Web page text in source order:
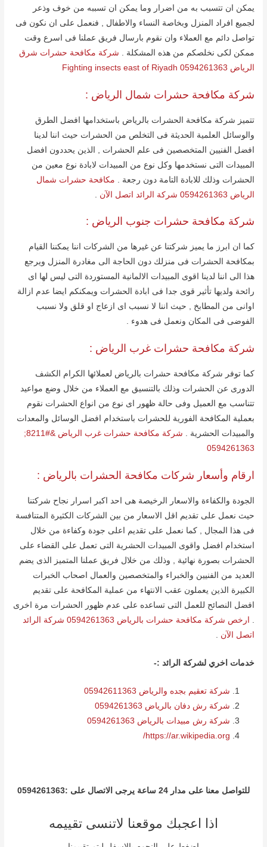
یمكن ان تتسبب به من اضرار وما یمكن ان تسببه من خوف وذعر
لجمیع افراد المنزل وبخاصة النساء والاطفال , فنعمل على ان نكون فى
تواصل دائم مع العملاء وان نقوم بارسال فریق عملنا فى اسرع وقت
ممكن لكى نخلصكم من ھذه المشكلة . شركة مكافحة حشرات شرق
الرياض 0594261363 Fighting insects east of Riyadh
شركة مكافحة حشرات شمال الریاض :
تتمیز شركة مكافحة الحشرات بالریاض باستخدامھا افضل الطرق
والوسائل العلمیة الحدیثة فى التخلص من الحشرات حیث اننا لدینا
افضل الفنیین المتخصصین فى علم الحشرات , الذین یحددون افضل
المبیدات التى نستخدمھا وكل نوع من المبیدات لابادة نوع معین من
الحشرات وذلك للابادة التامة دون رجعة . مكافحة حشرات شمال
الرياض 0594261363 شركة الرائد اتصل الآن
شركة مكافحة حشرات جنوب الریاض :
كما ان ابرز ما یمیز شركتنا عن غیرھا من الشركات اننا یمكننا القیام
بمكافحة الحشرات فى منزلك دون الحاجة الى مغادرة المنزل ویرجع
ھذا الى اننا لدینا اقوى المبیدات الالمانیة المستوردة التى لیس لھا اى
رائحة ولدیھا تأثیر قوى جدا فى ابادة الحشرات ویمكنكم ایضا عدم ازالة
اوانى من المطابخ , حیث اننا لا نسبب اى ازعاج او قلق ولا نسبب
الفوضى فى المكان ونعمل فى ھدوء .
شركة مكافحة حشرات غرب الریاض :
كما توفر شركة مكافحة حشرات بالریاض لعملائھا الكرام الكشف
الدورى عن الحشرات وذلك بالتنسیق مع العملاء من خلال وضع مواعید
تتناسب مع العمیل وفى حالة ظھور اى نوع من انواع الحشرات نقوم
بعملیة المكافحة الفوریة للحشرات باستخدام افضل الوسائل والمعدات
والمبیدات الحشریة .
شركة مكافحة حشرات غرب الرياض &#8211;
0594261363
ارقام وأسعار شركات مكافحة الحشرات بالریاض :
الجودة والكفاءة والاسعار الرخیصة ھى احد اكبر اسرار نجاح شركتنا
حیث نعمل على تقدیم اقل الاسعار من بین الشركات الكثیرة المتنافسة
فى ھذا المجال , كما نعمل على تقدیم اعلى جودة وكفاءة من خلال
استخدام افضل واقوى المبیدات الحشریة التى تعمل على القضاء على
الحشرات بصورة نھائیة , وذلك من خلال فریق عملنا المتمیز الذى یضم
العدید من الفنیین والخبراء والمتخصصین والعمال اصحاب الخبرات
الكبیرة الذین یعملون عقب الانتھاء من عملیة المكافحة على تقدیم
افضل النصائح للعمل التى تساعده على عدم ظھور الحشرات مرة اخرى
.
ارخص شركة مكافحة حشرات بالرياض 0594261363 شركة الرائد
اتصل الآن .
خدمات اخري لشركة الرائد :-
شركة تعقيم بجده والرياض 05942611363
شركة رش دفان بالرياض 0594261363
شركة رش مبيدات بالرياض 0594261363
https://ar.wikipedia.org/
للتواصل معنا على مدار 24 ساعة یرجى الاتصال على :0594261363
اذا اعجبك موقعنا لاتنسى تقييمه